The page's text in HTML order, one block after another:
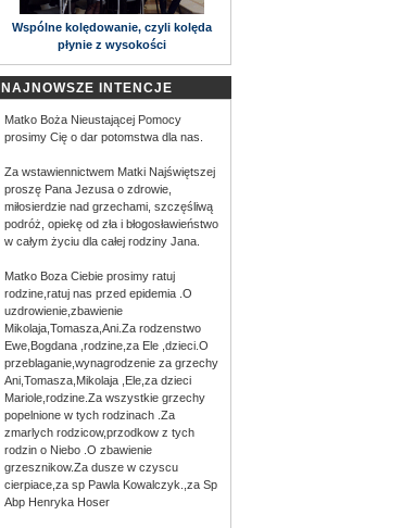
Wspólne kolędowanie, czyli kolęda
płynie z wysokości
NAJNOWSZE INTENCJE
Matko Boża Nieustającej Pomocy
prosimy Cię o dar potomstwa dla nas.
Za wstawiennictwem Matki Najświętszej
proszę Pana Jezusa o zdrowie,
miłosierdzie nad grzechami, szczęśliwą
podróż, opiekę od zła i błogosławieństwo
w całym życiu dla całej rodziny Jana.
Matko Boza Ciebie prosimy ratuj
rodzine,ratuj nas przed epidemia .O
uzdrowienie,zbawienie
Mikolaja,Tomasza,Ani.Za rodzenstwo
Ewe,Bogdana ,rodzine,za Ele ,dzieci.O
przeblaganie,wynagrodzenie za grzechy
Ani,Tomasza,Mikolaja ,Ele,za dzieci
Mariole,rodzine.Za wszystkie grzechy
popelnione w tych rodzinach .Za
zmarlych rodzicow,przodkow z tych
rodzin o Niebo .O zbawienie
grzesznikow.Za dusze w czyscu
cierpiace,za sp Pawla Kowalczyk.,za Sp
Abp Henryka Hoser